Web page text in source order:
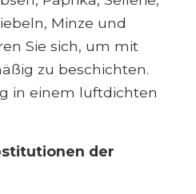
Minze und
Sie sich, um mit
zu beschichten.
in einem luftdichten
der